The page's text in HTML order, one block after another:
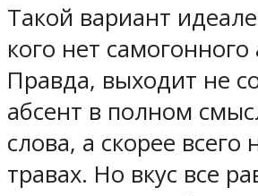
Такой вариант
кого нет самогонного
Правда, выходит не
абсент в полном
слова, а скорее всего
травах. Но вкус все